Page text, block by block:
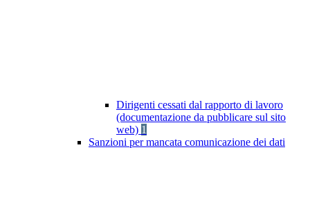
Dirigenti cessati dal rapporto di lavoro
(documentazione da pubblicare sul sito
web) 1
Sanzioni per mancata comunicazione dei dati